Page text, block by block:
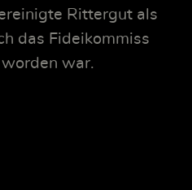
Rittergut als
das Fideikommiss
war.